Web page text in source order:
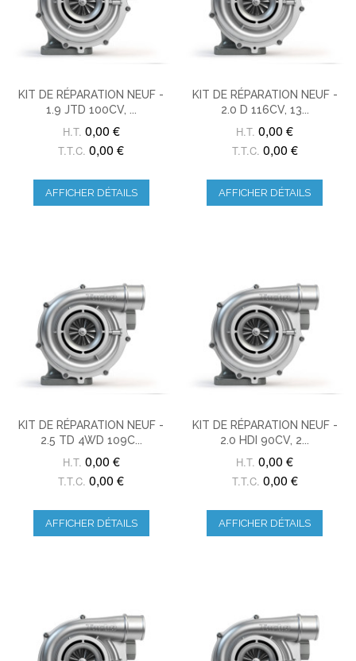
KIT DE RÉPARATION NEUF -
1.9 JTD 100CV, ...
H.T. 0,00 €
T.T.C. 0,00 €
AFFICHER DÉTAILS
KIT DE RÉPARATION NEUF -
2.0 D 116CV, 13...
H.T. 0,00 €
T.T.C. 0,00 €
AFFICHER DÉTAILS
KIT DE RÉPARATION NEUF -
2.5 TD 4WD 109C...
H.T. 0,00 €
T.T.C. 0,00 €
AFFICHER DÉTAILS
KIT DE RÉPARATION NEUF -
2.0 HDI 90CV, 2...
H.T. 0,00 €
T.T.C. 0,00 €
AFFICHER DÉTAILS